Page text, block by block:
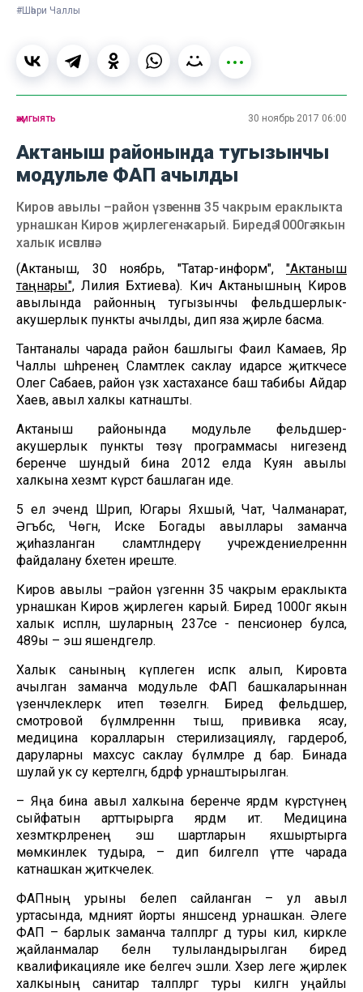
#Шәһри Чаллы
җәмгыять 30 ноябрь 2017 06:00
Актаныш районында тугызынчы
модульле ФАП ачылды
Киров авылы –район үзәгеннән 35 чакрым ераклыкта
урнашкан Киров җирлегенә карый. Биредә 1000гә якын
халык исәпләнә.
(Актаныш, 30 ноябрь, "Татар-информ", "Актаныш
таңнары", Лилия Бәхтиева). Кичә Актанышның Киров
авылында районның тугызынчы фельдшерлык-
акушерлык пункты ачылды, дип яза җирле басма.
Тантаналы чарада район башлыгы Фаил Камаев, Яр
Чаллы шәһәренең Сәламәтлек саклау идарәсе җитәкчесе
Олег Сабаев, район үзәк хастаханәсе баш табибы Айдар
Хаев, авыл халкы катнашты.
Актаныш районында модульле фельдшер-
акушерлык пункты төзү программасы нигезендә
беренче шундый бина 2012 елда Куян авылы
халкына хезмәт күрсәтә башлаган иде.
5 ел эчендә Шәрип, Югары Яхшый, Чат, Чалманарат,
Әгъбәс, Чөгәнә, Иске Богады авыллары заманча
җиһазланган сәламәтләндерү учреждениеләреннән
файдалану бәхетенә иреште.
Киров авылы –район үзәгеннән 35 чакрым ераклыкта
урнашкан Киров җирлегенә карый. Биредә 1000гә якын
халык исәпләнә, шуларның 237се - пенсионер булса,
489ы – эш яшендәгеләр.
Халык санының күплеген исәпкә алып, Кировта
ачылган заманча модульле ФАП башкаларыннан
үзенчәлеклерәк итеп төзелгән. Биредә фельдшер,
смотровой бүлмәләреннән тыш, прививка ясау,
медицина коралларын стерилизацияләү, гардероб,
даруларны махсус саклау бүлмәләре дә бар. Бинада
шулай ук су кертелгән, бәдрәф урнаштырылган.
– Яңа бина авыл халкына беренче ярдәм күрсәтүнең
сыйфатын арттырырга ярдәм итә. Медицина
хезмәткәрләренең эш шартларын яхшыртырга
мөмкинлек тудыра, – дип билгеләп үтте чарада
катнашкан җитәкчелек.
ФАПның урыны белеп сайланган – ул авыл
уртасында, мәдәният йорты янәшәсендә урнашкан. Әлеге
ФАП – барлык заманча таләпләргә дә туры килә, кирәкле
җайланмалар белән тулыландырылган биредә
квалификацияле ике белгеч эшли. Хәзер әлеге җирлек
халкының санитар таләпләргә туры килгән уңайлы